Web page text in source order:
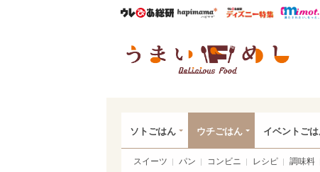
ウレぴあ総研ハピママ* ウレぴ
ソトごはん ウチごはん イベントご
スイーツ パン コンビニ レシピ 調味料